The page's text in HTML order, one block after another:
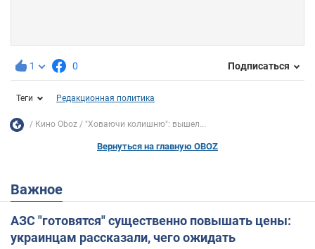
1 0 Подписаться
Теги Редакционная политика
Кино Oboz "Ховаючи колишню": вышел...
Вернуться на главную OBOZ
Важное
АЗС "готовятся" существенно повышать цены:
украинцам рассказали, чего ожидать